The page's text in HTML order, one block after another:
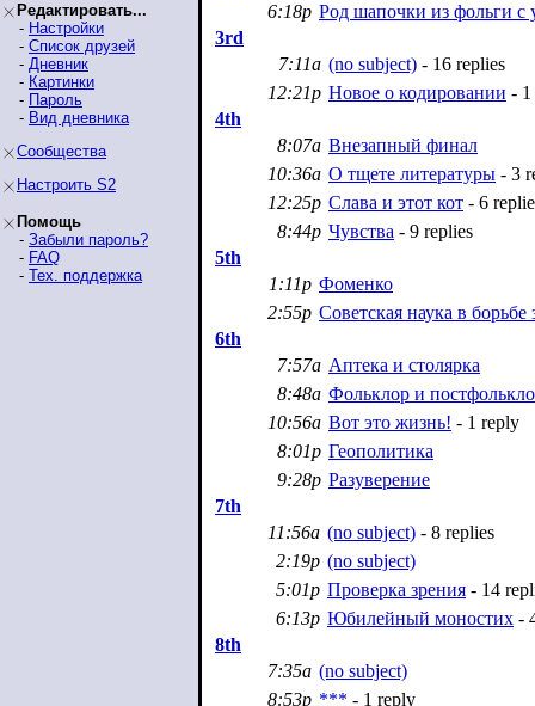
Редактировать...
- Настройки
- Список друзей
- Дневник
- Картинки
- Пароль
- Вид дневника
Сообщества
Настроить S2
Помощь
- Забыли пароль?
- FAQ
- Тех. поддержка
6:18p Род шапочки из фольги с
3rd
7:11a (no subject) - 16 replies
12:21p Новое о кодировании - 1
4th
8:07a Внезапный финал
10:36a О тщете литературы - 3
12:25p Слава и этот кот - 6
8:44p Чувства - 9 replies
5th
1:11p Фоменко
2:55p Советская наука в борьбе
6th
7:57a Аптека и столярка
8:48a Фольклор и
10:56a Вот это жизнь! - 1 reply
8:01p Геополитика
9:28p Разуверение
7th
11:56a (no subject) - 8 replies
2:19p (no subject)
5:01p Проверка зрения - 14
6:13p Юбилейный моностих -
8th
7:35a (no subject)
8:53p *** - 1 reply